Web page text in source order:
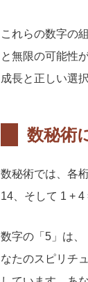
これらの数字の
と無限の可能性
成長と正しい選
数秘術
数秘術では、各
14、そして 1 + 4
数字の「5」は
なたのスピリチ